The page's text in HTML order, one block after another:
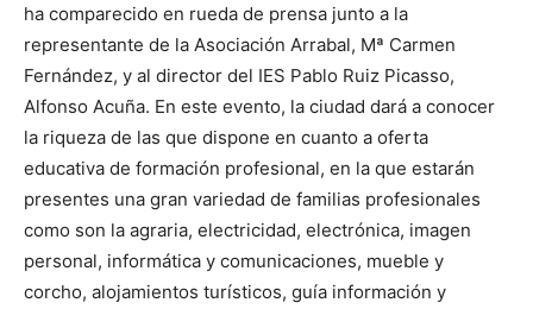
ha comparecido en rueda de prensa junto a la
representante de la Asociación Arrabal, Mª Carmen
Fernández, y al director del IES Pablo Ruiz Picasso,
Alfonso Acuña. En este evento, la ciudad dará a conocer
la riqueza de las que dispone en cuanto a oferta
educativa de formación profesional, en la que estarán
presentes una gran variedad de familias profesionales
como son la agraria, electricidad, electrónica, imagen
personal, informática y comunicaciones, mueble y
corcho, alojamientos turísticos, guía información y